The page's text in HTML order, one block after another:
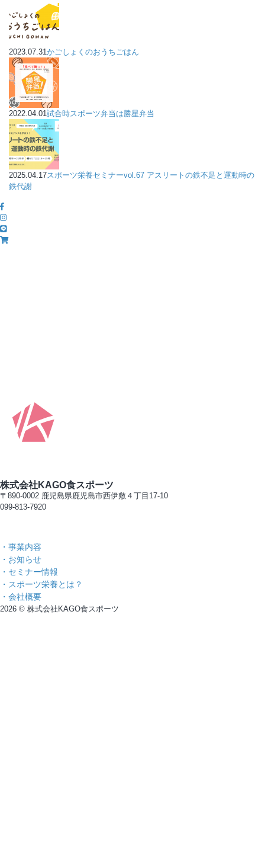
2023.07.31かごしょくのおうちごはん
2022.04.01試合時スポーツ弁当は勝星弁当
2025.04.17スポーツ栄養セミナーvol.67 アスリートの鉄不足と運動時の
鉄代謝
株式会社KAGO食スポーツ
〒890-0002 鹿児島県鹿児島市西伊敷４丁目17-10
099-813-7920
・事業内容
・お知らせ
・セミナー情報
・スポーツ栄養とは？
・会社概要
2026 © 株式会社KAGO食スポーツ